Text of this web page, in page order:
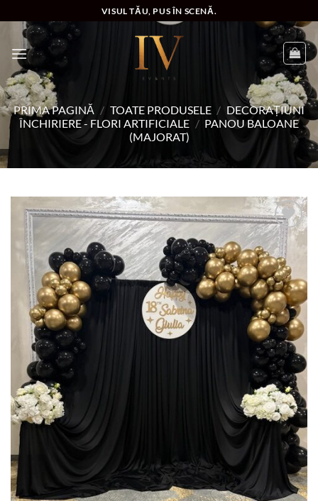
to
content
VISUL TĂU, PUS ÎN SCENĂ.
PRIMA PAGINĂ / TOATE PRODUSELE / DECORAȚIUNI
ÎNCHIRIERE - FLORI ARTIFICIALE / PANOU BALOANE
(MAJORAT)
Add to
wishlist